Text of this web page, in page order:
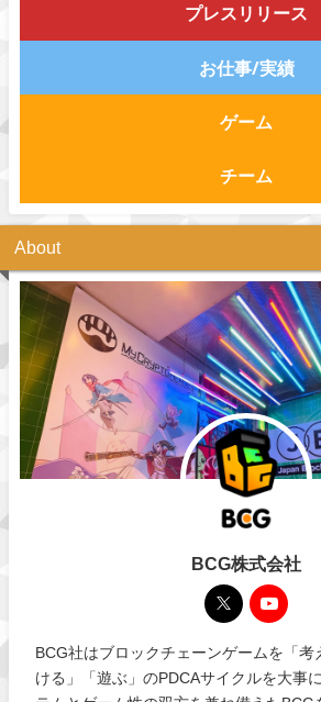
プレスリリース
お仕事/実績
ゲーム
チーム
About
BCG株式会社
BCG社はブロックチェーンゲームを「考
ける」「遊ぶ」のPDCAサイクルを大事